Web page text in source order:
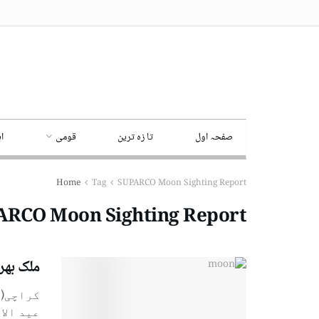
صفحہ اول تا زہ ترین قومی
Home Tag SUPARCO Moon Sighting Report
Moon Sighting Report
ملک بھر میں
عید